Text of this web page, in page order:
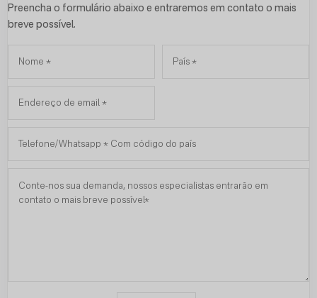
Preencha o formulário abaixo e entraremos em contato o mais
breve possível.